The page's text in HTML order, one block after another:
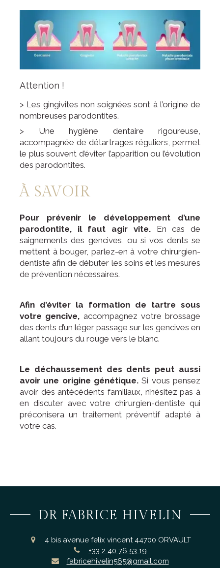
Attention !
> Les gingivites non soignées sont à l’origine de
nombreuses parodontites.
> Une hygiène dentaire rigoureuse,
accompagnée de détartrages réguliers, permet
le plus souvent d’éviter l’apparition ou l’évolution
des parodontites.
À SAVOIR
Pour prévenir le développement d’une
parodontite, il faut agir vite.En cas de
saignements des gencives, ou si vos dents se
mettent à bouger, parlez-en à votre chirurgien-
dentiste afin de débuter les soins et les mesures
de prévention nécessaires.
Afin d’éviter la formation de tartre sous
votre gencive, accompagnez votre brossage
des dents d’un léger passage sur les gencives en
allant toujours du rouge vers le blanc.
Le déchaussement des dents peut aussi
avoir une origine génétique. Si vous pensez
avoir des antécédents familiaux, n’hésitez pas à
en discuter avec votre chirurgien-dentiste qui
préconisera un traitement préventif adapté à
votre cas.
DR FABRICE HIVELIN
4 bis avenue felix vincent 44700 ORVAULT
+33 2 40 76 53 19
fabricehivelin565@gmail.com